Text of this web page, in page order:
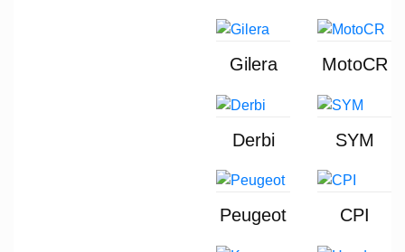
Gilera MotoCR
Derbi SYM
Peugeot CPI